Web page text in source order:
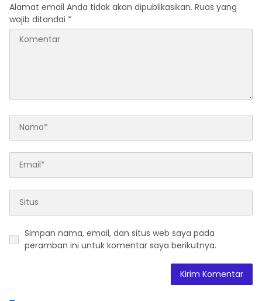
Alamat email Anda tidak akan dipublikasikan. Ruas yang
wajib ditandai *
Simpan nama, email, dan situs web saya pada
peramban ini untuk komentar saya berikutnya.